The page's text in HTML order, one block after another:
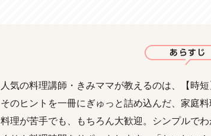
人気の料理講師・きみママが教えるのは、【時
そのヒントを一冊にぎゅっと詰め込んだ、家庭
料理が苦手でも、もちろん大歓迎。シンプルで